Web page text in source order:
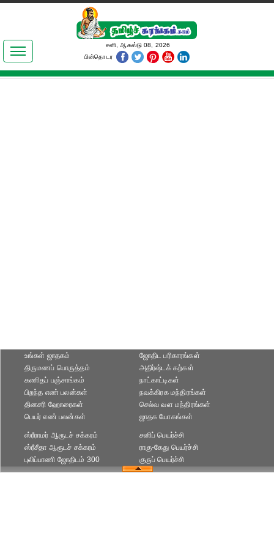
இலக்கியங்கள்
தமிழ் உலகம்
சனி, ஆகஸ்டு 08, 2026
பின்தொடர
உங்கள் ஜாதகம்
திருமணப் பொருத்தம்
கணிதப் பஞ்சாங்கம்
ஜோதிட ப‌ரிகார‌ங்க‌ள்
அதிர்ஷ்டக் கற்கள்
நாட்காட்டிகள்
பிறந்த எண் பலன்கள்
தினசரி ஹோரைகள்
பெயர் எண் பலன்கள்
நவக்கிரக மந்திரங்கள்
செல்வ வள மந்திரங்கள்
ஜாதக யோகங்கள்
ஸ்ரீராமர் ஆரூடச் சக்கரம்
ஸ்ரீசீதா ஆரூடச் சக்கரம்
புலிப்பாணி ஜோதிடம் 300
சனிப் பெயர்ச்சி
ராகு-கேது பெயர்ச்சி
குருப் பெயர்ச்சி